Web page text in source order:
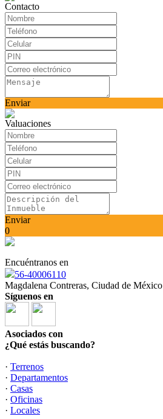
Contacto
Enviar
Valuaciones
Enviar
0
Encuéntranos en
56-40006110
Magdalena Contreras, Ciudad de México
Síguenos en
Asociados con
¿Qué estás buscando?
· Terrenos
· Departamentos
· Casas
· Oficinas
· Locales